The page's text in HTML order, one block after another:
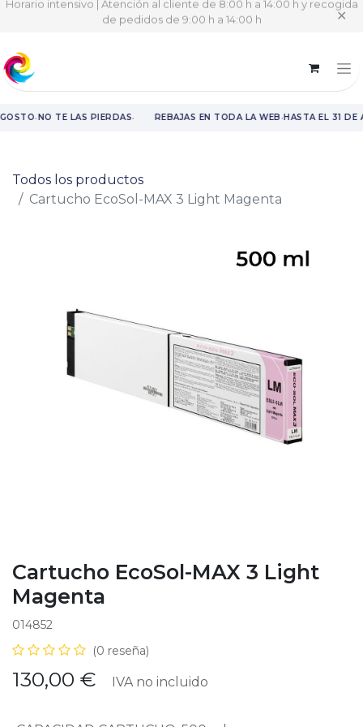
Horario intensivo | Atención al cliente de 8:00 h a 14:00 h y recogida
de pedidos de 9:00 h a 14:00 h ✕
·NO TE LAS PIERDAS· REBAJAS EN TODA LA WEB·HASTA EL 31 DE
Todos los productos
Cartucho EcoSol-MAX 3 Light Magenta
Cartucho EcoSol-MAX 3 Light
Magenta
014852
(0 reseña)
130,00 € IVA no incluido